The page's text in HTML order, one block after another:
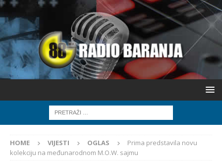
HOME VIJESTI OGLAS
Prima predstavila novu
kolekciju na međunarodnom M.O.W. sajmu